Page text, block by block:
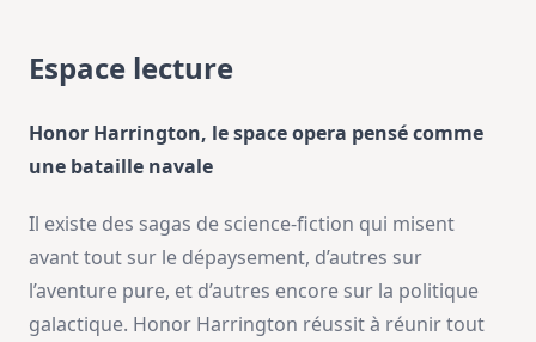
Espace lecture
Honor Harrington, le space opera pensé comme
une bataille navale
Il existe des sagas de science-fiction qui misent
avant tout sur le dépaysement, d’autres sur
l’aventure pure, et d’autres encore sur la politique
galactique. Honor Harrington réussit à réunir tout